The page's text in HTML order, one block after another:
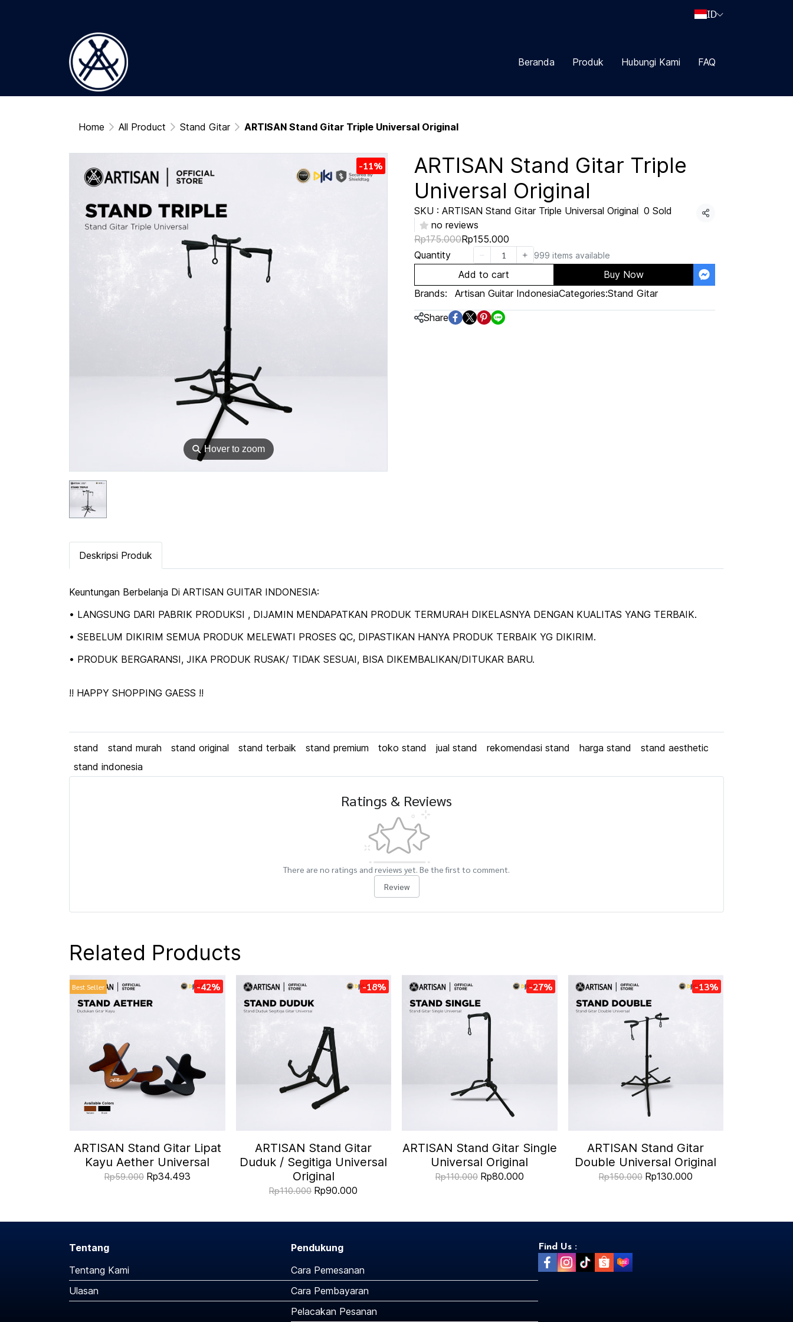
ID
Beranda Produk Hubungi Kami FAQ
Home All Product Stand Gitar ARTISAN Stand Gitar Triple Universal Original
⚲Hover to zoom
-11%
ARTISAN Stand Gitar Triple
Universal Original
SKU : ARTISAN Stand Gitar Triple Universal Original 0 Sold
no reviews
Share
Rp175.000Rp155.000
Quantity
999 items available
Add to cart
Buy Now
Brands:
Artisan Guitar IndonesiaCategories:Stand Gitar
Share
Deskripsi Produk
Keuntungan Berbelanja Di ARTISAN GUITAR INDONESIA:
• LANGSUNG DARI PABRIK PRODUKSI , DIJAMIN MENDAPATKAN PRODUK TERMURAH DIKELASNYA DENGAN KUALITAS YANG TERBAIK.
• SEBELUM DIKIRIM SEMUA PRODUK MELEWATI PROSES QC, DIPASTIKAN HANYA PRODUK TERBAIK YG DIKIRIM.
• PRODUK BERGARANSI, JIKA PRODUK RUSAK/ TIDAK SESUAI, BISA DIKEMBALIKAN/DITUKAR BARU.
!! HAPPY SHOPPING GAESS !!
stand stand murah stand original stand terbaik stand premium toko stand jual stand rekomendasi stand harga stand
stand aesthetic
stand indonesia
Ratings & Reviews
There are no ratings and reviews yet. Be the first to comment.
Review
Related Products
Best Seller -42%
ARTISAN Stand Gitar Lipat
Kayu Aether Universal
Rp59.000 Rp34.493
-18%
ARTISAN Stand Gitar
Duduk / Segitiga Universal
Original
Rp110.000 Rp90.000
-27%
ARTISAN Stand Gitar Single
Universal Original
Rp110.000 Rp80.000
-13%
ARTISAN Stand Gitar
Double Universal Original
Rp150.000 Rp130.000
Tentang
Tentang Kami
Ulasan
Pendukung
Cara Pemesanan
Cara Pembayaran
Pelacakan Pesanan
Find Us :